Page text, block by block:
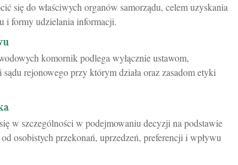
się do właściwych organów samorządu, celem uzyskania
i formy udzielania informacji.
komornik podlega wyłącznie ustawom,
rejonowego przy którym działa oraz zasadom etyki
w szczególności w podejmowaniu decyzji na podstawie
osobistych przekonań, uprzedzeń, preferencji i wpływu